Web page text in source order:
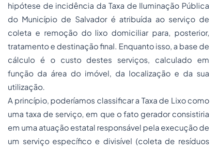
hipótese de incidência da Taxa de Iluminação Pública
do Município de Salvador é atribuída ao serviço de
coleta e remoção do lixo domiciliar para, posterior,
tratamento e destinação final. Enquanto isso, a base de
cálculo é o custo destes serviços, calculado em
função da área do imóvel, da localização e da sua
utilização.
A princípio, poderíamos classificar a Taxa de Lixo como
uma taxa de serviço, em que o fato gerador consistiria
em uma atuação estatal responsável pela execução de
um serviço específico e divisível (coleta de resíduos